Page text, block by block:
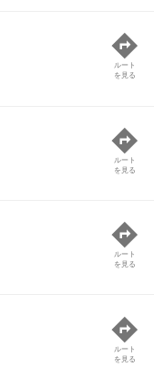
ルート
を見る
ルート
を見る
ルート
を見る
ルート
を見る